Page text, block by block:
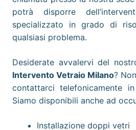
potrà disporre
specializzato in grado di
qualsiasi problema.
Desiderate avvalervi del
Intervento Vetraio Milano?
contattarci telefonicamente
Siamo disponibili anche ad
Installazione doppi vetri